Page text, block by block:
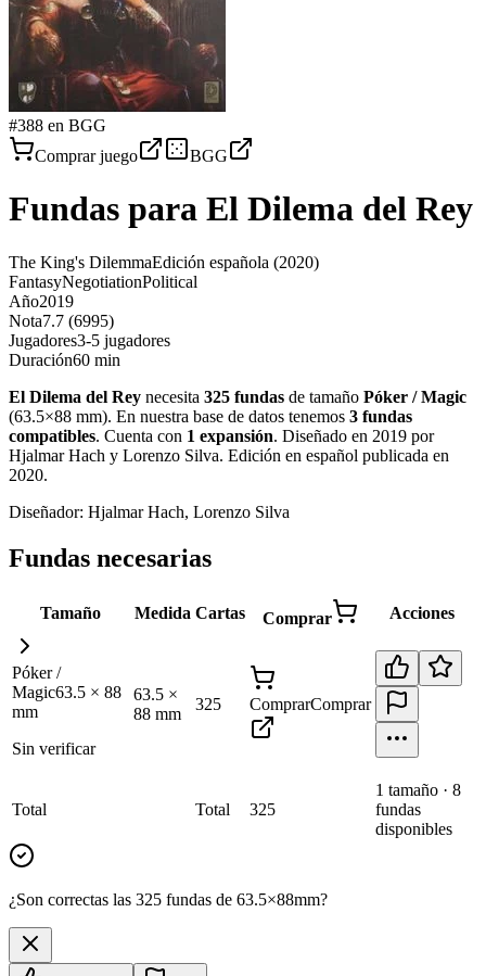
#388 en BGG
Comprar juego
BGG
Fundas para El Dilema del Rey
The King's DilemmaEdición española (2020)
FantasyNegotiationPolitical
Año2019
Nota7.7 (6995)
Jugadores3-5 jugadores
Duración60 min
El Dilema del Rey necesita 325 fundas de tamaño Póker / Magic
(63.5×88 mm). En nuestra base de datos tenemos 3 fundas
compatibles. Cuenta con 1 expansión. Diseñado en 2019 por
Hjalmar Hach y Lorenzo Silva. Edición en español publicada en
2020.
Diseñador: Hjalmar Hach, Lorenzo Silva
Fundas necesarias
Tamaño Medida Cartas Comprar Acciones
Póker /
Magic63.5 × 88
mm
Sin verificar
63.5 ×
88 mm
325 ComprarComprar
Total Total 325
1 tamaño · 8
fundas
disponibles
¿Son correctas las 325 fundas de 63.5×88mm?